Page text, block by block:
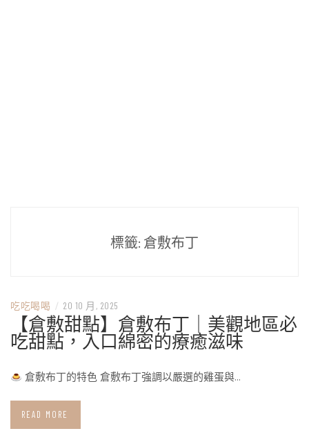
標籤: 倉敷布丁
吃吃喝喝 / 20 10 月, 2025
【倉敷甜點】倉敷布丁｜美觀地區必
吃甜點，入口綿密的療癒滋味
倉敷布丁的特色 倉敷布丁強調以嚴選的雞蛋與…
READ MORE